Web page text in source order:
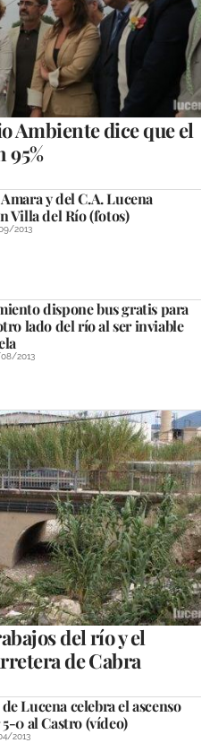
Ambiente dice que el
95%
y del C.A. Lucena
Villa del Río (fotos)
2013
dispone bus gratis para
lado del río al ser inviable
2013
del río y el
de Cabra
Lucena celebra el ascenso
0 al Castro (vídeo)
2013